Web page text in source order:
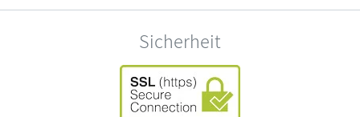
Sicherheit